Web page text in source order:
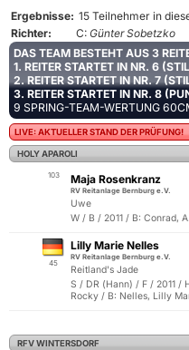
Ergebnisse: 15 Teilnehmer in
Richter:
C: Günter Sobetzko
DAS TEAM BESTEHT AUS 3
1. REITER STARTET IN NR. 6
2. REITER STARTET IN NR. 7
3. REITER STARTET IN NR. 8
9 SPRING-TEAM-WERTUNG
LIVE: AKTUELLER STAND DER PRÜFUNG!
HOLY APAROLI
103 Maja Rosenkranz
RV Reitanlage Bernburg e.V.
Uwe
W / B / 2011 / B: Conrad, A.
45
Lilly Marie Nelles
RV Reitanlage Bernburg e.V.
Reitland's Jade
S / DR (Hann) / F / 2011 /
Rocky / B: Nelles, Lilly
RFV WINTERSDORF